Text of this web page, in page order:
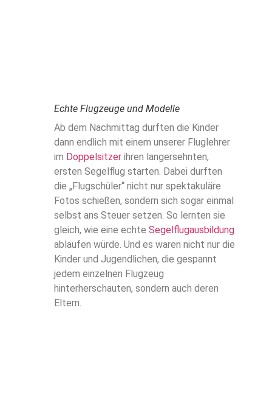
Echte Flugzeuge und Modelle
Ab dem Nachmittag durften die Kinder
dann endlich mit einem unserer Fluglehrer
im Doppelsitzer ihren langersehnten,
ersten Segelflug starten. Dabei durften
die „Flugschüler“ nicht nur spektakuläre
Fotos schießen, sondern sich sogar einmal
selbst ans Steuer setzen. So lernten sie
gleich, wie eine echteSegelflugausbildung
ablaufen würde. Und es waren nicht nur die
Kinder und Jugendlichen, die gespannt
jedem einzelnen Flugzeug
hinterherschauten, sondern auch deren
Eltern.